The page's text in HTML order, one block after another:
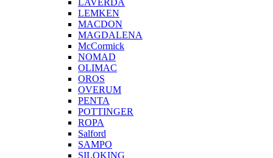
LAVERDA
LEMKEN
MACDON
MAGDALENA
McCormick
NOMAD
OLIMAC
OROS
OVERUM
PENTA
POTTINGER
ROPA
Salford
SAMPO
SILOKING